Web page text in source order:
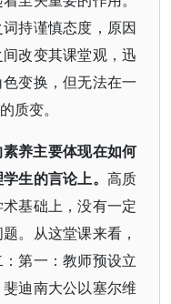
持谨慎态度，原因
改变其课堂观，迅
变换，但无法在一
质变。
养主要体现在如何
生的言论上。 高质
基础上，没有一定
。从这堂课来看，
第一：教师预设立
迪南大公以塞尔维